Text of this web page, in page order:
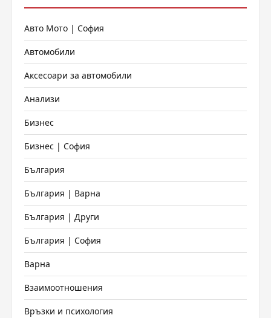
Авто Мото | София
Автомобили
Аксесоари за автомобили
Анализи
Бизнес
Бизнес | София
България
България | Варна
България | Други
България | София
Варна
Взаимоотношения
Връзки и психология